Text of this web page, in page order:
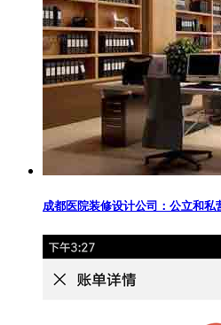
成都医院装修设计公司：公立和私